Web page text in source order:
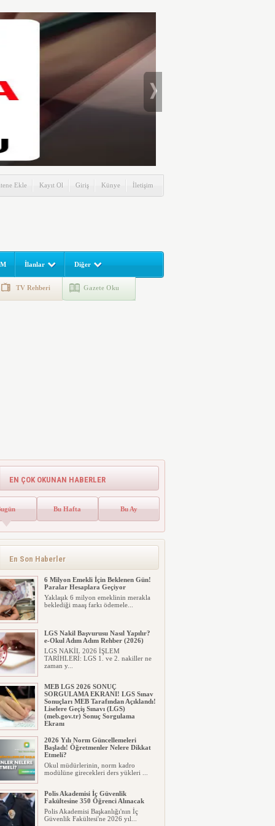
Ekle Kayıt Ol Giriş Künye İletişim
İlanlar Diğer
TV Rehberi Gazete Oku
EN ÇOK OKUNAN HABERLER
Bu Hafta Bu Ay
En Son Haberler
Sahipleri Dikkat
Emlak vergisinde gelecek yıl için esas
6 Milyon Emekli İçin Beklenen Gün!
Paralar Hesaplara Geçiyor
Yaklaşık 6 milyon emeklinin merakla
beklediği maaş farkı ödemele...
LGS Nakil Başvurusu Nasıl Yapılır?
e-Okul Adım Adım Rehber (2026)
LGS NAKİL 2026 İŞLEM
TARİHLERİ: LGS 1. ve 2. nakiller ne
zaman y...
MEB LGS 2026 SONUÇ
SORGULAMA EKRANI! LGS Sınav
Sonuçları MEB Tarafından Açıklandı!
Liselere Geçiş Sınavı (LGS)
(meb.gov.tr) Sonuç Sorgulama
Ekranı
Milyonlarca öğrenci için ...
2026 Yılı Norm Güncellemeleri
Başladı! Öğretmenler Nelere Dikkat
Etmeli?
Okul müdürlerinin, norm kadro
modülüne girecekleri ders yükleri ...
Polis Akademisi İç Güvenlik
Fakültesine 350 Öğrenci Alınacak
Polis Akademisi Başkanlığı'nın İç
Güvenlik Fakültesi'ne 2026 yıl...